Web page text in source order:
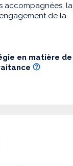
accompagnées, la
de la
en matière de